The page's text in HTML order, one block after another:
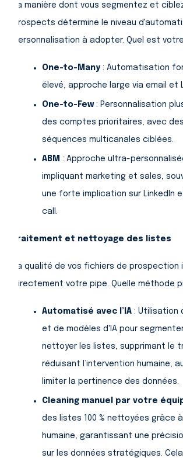
La manière dont vous segmentez et
prospects détermine le niveau
personnalisation à adopter. Quel est
One-to-Many : Automatisation
élevé, approche large via email et
One-to-Few: Personnalisation
des comptes prioritaires, avec des
séquences multicanales ciblées.
ABM : Approche ultra-
impliquant marketing et sales,
une forte implication sur LinkedIn
call.
Traitement et nettoyage des listes
La qualité de vos fichiers de prospection
directement votre pipe. Quelle méthode
Automatisé avec l’IA : Utilisation
et de modèles d'IA pour
nettoyer les listes, supprimant le
réduisant l’intervention humaine,
limiter la pertinence des données.
Cleaning manuel par votre
des listes 100 % nettoyées grâce
humaine, garantissant une
sur les données stratégiques.